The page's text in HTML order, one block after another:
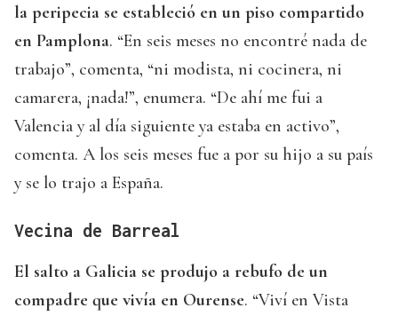
la peripecia se estableció en un piso compartido
en Pamplona. “En seis meses no encontré nada de
trabajo”, comenta, “ni modista, ni cocinera, ni
camarera, ¡nada!”, enumera. “De ahí me fui a
Valencia y al día siguiente ya estaba en activo”,
comenta. A los seis meses fue a por su hijo a su país
y se lo trajo a España.
Vecina de Barreal
El salto a Galicia se produjo a rebufo de un
compadre que vivía en Ourense. “Viví en Vista